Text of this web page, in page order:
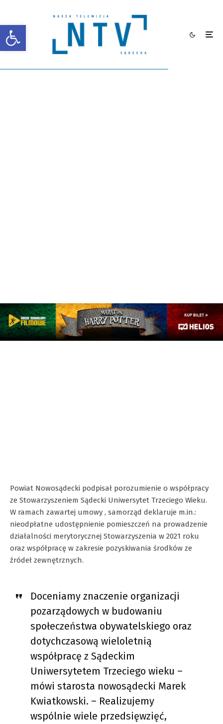
Otwórz pasek narzędzi
Powiat Nowosądecki podpisał porozumienie o współpracy
ze Stowarzyszeniem Sądecki Uniwersytet Trzeciego Wieku.
W ramach zawartej umowy , samorząd deklaruje m.in.:
nieodpłatne udostępnienie pomieszczeń na prowadzenie
działalności merytorycznej Stowarzyszenia w 2021 roku
oraz współpracę w zakresie pozyskiwania środków ze
źródeł zewnętrznych.
Doceniamy znaczenie organizacji
pozarządowych w budowaniu
społeczeństwa obywatelskiego oraz
dotychczasową wieloletnią
współpracę z Sądeckim
Uniwersytetem Trzeciego wieku –
mówi starosta nowosądecki Marek
Kwiatkowski. – Realizujemy
wspólnie wiele przedsięwzięć,